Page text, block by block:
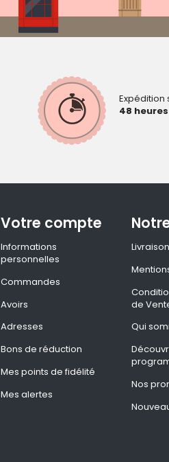
Expédition
48 heures
Votre compte
Informations
personnelles
Commandes
Avoirs
Adresses
Bons de réduction
Mes points de fidélité
Mes alertes
Livraison
de
Qui
Nos